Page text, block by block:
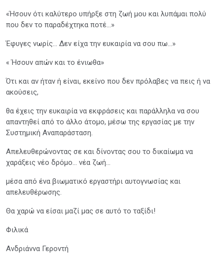
«Ήσουν ότι καλύτερο υπήρξε στη ζωή μου και λυπάμαι πολύ
που δεν το παραδέχτηκα ποτέ…»
Έφυγες νωρίς… Δεν είχα την ευκαιρία να σου πω…»
« Ήσουν απών και το ένιωθα»
Ότι και αν ήταν ή είναι, εκείνο που δεν πρόλαβες να πεις ή να
ακούσεις,
θα έχεις την ευκαιρία να εκφράσεις και παράλληλα να σου
απαντηθεί από το άλλο άτομο, μέσω της εργασίας με την
Συστημική Αναπαράσταση.
Απελευθερώνοντας σε και δίνοντας σου το δικαίωμα να
χαράξεις νέο δρόμο… νέα ζωή…
μέσα από ένα βιωματικό εργαστήρι αυτογνωσίας και
απελευθέρωσης.
Θα χαρώ να είσαι μαζί μας σε αυτό το ταξίδι!
Φιλικά
Ανδριάννα Γεροντή